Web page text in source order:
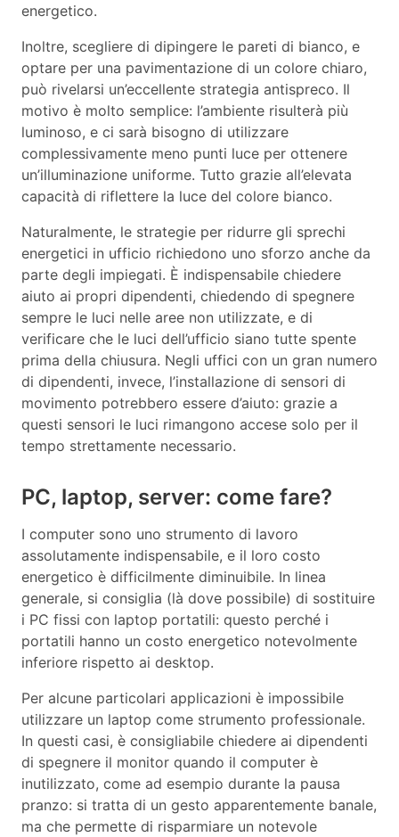
energetico.
Inoltre, scegliere di dipingere le pareti di bianco, e
optare per una pavimentazione di un colore chiaro,
può rivelarsi un’eccellente strategia antispreco. Il
motivo è molto semplice: l’ambiente risulterà più
luminoso, e ci sarà bisogno di utilizzare
complessivamente meno punti luce per ottenere
un’illuminazione uniforme. Tutto grazie all’elevata
capacità di riflettere la luce del colore bianco.
Naturalmente, le strategie per ridurre gli sprechi
energetici in ufficio richiedono uno sforzo anche da
parte degli impiegati. È indispensabile chiedere
aiuto ai propri dipendenti, chiedendo di spegnere
sempre le luci nelle aree non utilizzate, e di
verificare che le luci dell’ufficio siano tutte spente
prima della chiusura. Negli uffici con un gran numero
di dipendenti, invece, l’installazione di sensori di
movimento potrebbero essere d’aiuto: grazie a
questi sensori le luci rimangono accese solo per il
tempo strettamente necessario.
PC, laptop, server: come fare?
I computer sono uno strumento di lavoro
assolutamente indispensabile, e il loro costo
energetico è difficilmente diminuibile. In linea
generale, si consiglia (là dove possibile) di sostituire
i PC fissi con laptop portatili: questo perché i
portatili hanno un costo energetico notevolmente
inferiore rispetto ai desktop.
Per alcune particolari applicazioni è impossibile
utilizzare un laptop come strumento professionale.
In questi casi, è consigliabile chiedere ai dipendenti
di spegnere il monitor quando il computer è
inutilizzato, come ad esempio durante la pausa
pranzo: si tratta di un gesto apparentemente banale,
ma che permette di risparmiare un notevole